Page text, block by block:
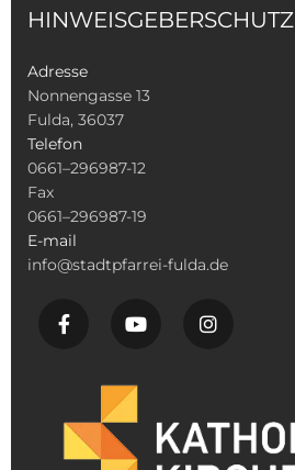
HINWEISGEBERSCHUTZ
Adresse
Nonnengasse 13
Fulda, 36037
Telefon
0661–296987-12
Fax
0661–296987-19
E-mail
info@stadtpfarrei-fulda.de